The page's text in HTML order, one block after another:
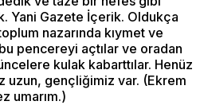
Yani Gazete İçerik. Oldukça
nazarında kıymet ve
pencereyi açtılar ve oradan
kulak kabarttılar. Henüz
uzun, gençliğimiz var. (Ekrem
umarım.)